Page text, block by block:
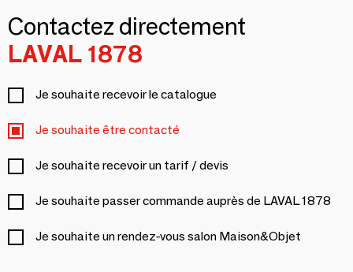
Contactez directement
LAVAL 1878
Je souhaite recevoir le catalogue
Je souhaite être contacté
Je souhaite recevoir un tarif / devis
Je souhaite passer commande auprès de LAVAL 1878
Je souhaite un rendez-vous salon Maison&Objet